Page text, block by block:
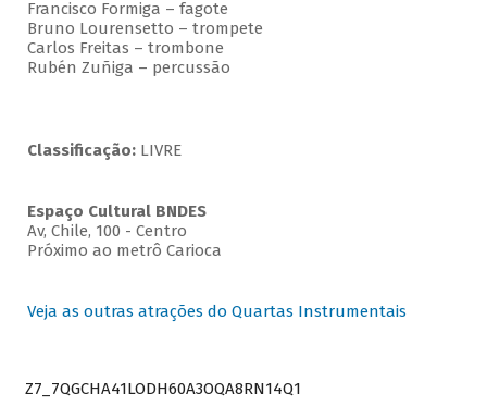
Francisco Formiga – fagote
Bruno Lourensetto – trompete
Carlos Freitas – trombone
Rubén Zuñiga – percussão
Classificação: LIVRE
Espaço Cultural BNDES
Av, Chile, 100 - Centro
Próximo ao metrô Carioca
Veja as outras atrações do Quartas Instrumentais
Z7_7QGCHA41LODH60A3OQA8RN14Q1